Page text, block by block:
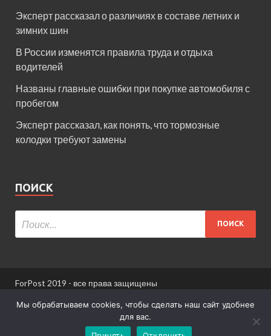
Эксперт рассказал о различиях в составе летних и
зимних шин
В России изменятся правила труда и отдыха
водителей
Названы главные ошибки при покупке автомобиля с
пробегом
Эксперт рассказал, как понять, что тормозные
колодки требуют замены
ПОИСК
ForPost 2019 - все права защищены
При использовании материалов сайта ссылка
Мы обрабатываем cookies, чтобы сделать наш сайт удобнее
для вас.